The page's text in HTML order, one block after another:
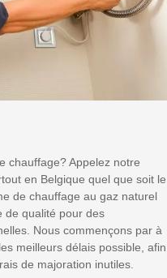
chauffage? Appelez notre
en Belgique quel que soit le
de chauffage au gaz naturel
de qualité pour des
Nous commençons par à
meilleurs délais possible, afin
de majoration inutiles.